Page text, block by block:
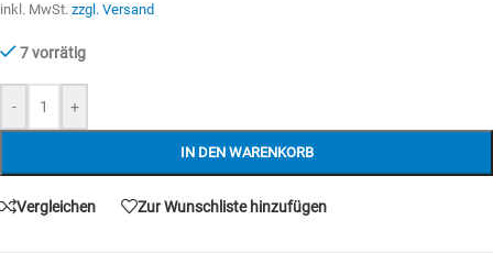
inkl. MwSt. zzgl. Versand
7 vorrätig
- +
IN DEN WARENKORB
Vergleichen Zur Wunschliste hinzufügen